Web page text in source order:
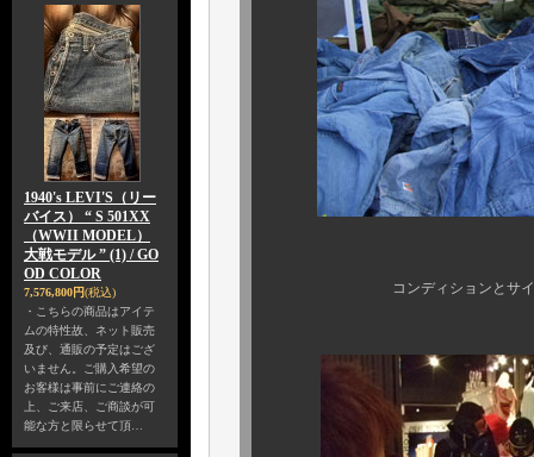
1940's LEVI'S（リー
バイス） “ S 501XX
（WWII MODEL）
大戦モデル ” (1) / GO
OD COLOR
7,576,800円(税込)
・こちらの商品はアイテ
ムの特性故、ネット販売
及び、通販の予定はござ
いません。ご購入希望の
お客様は事前にご連絡の
上、ご来店、ご商談が可
能な方と限らせて頂…
コンディションとサイズはもち